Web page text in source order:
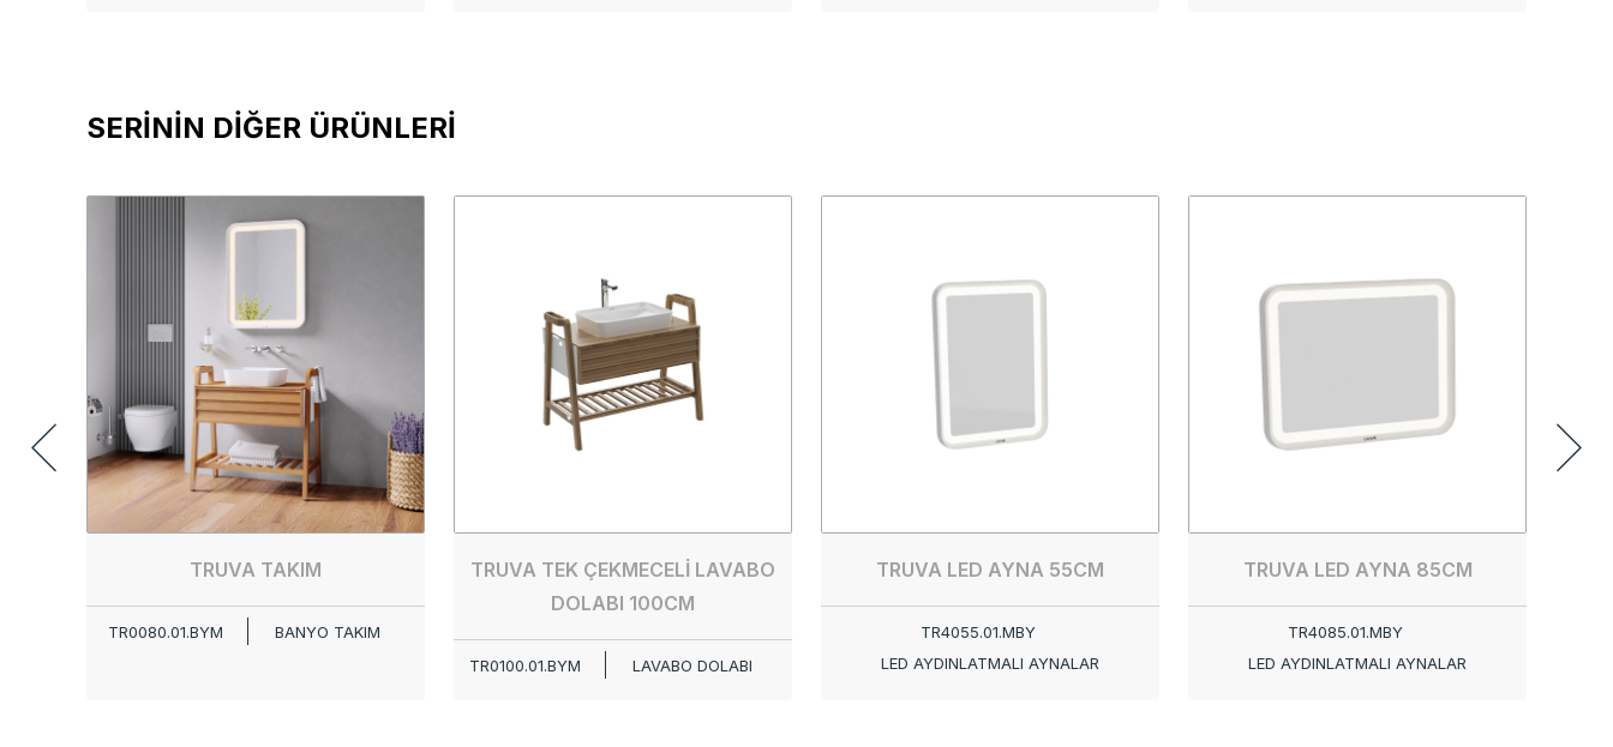
SERİNİN DİĞER ÜRÜNLERİ
TRUVA TAKIM
TR0080.01.BYM BANYO TAKIM
TRUVA TEK ÇEKMECELİ LAVABO
DOLABI 100CM
TR0100.01.BYM LAVABO DOLABI
TRUVA LED AYNA 55CM
TR4055.01.MBY
LED AYDINLATMALI AYNALAR
TRUVA LED AYNA 85CM
TR4085.01.MBY
LED AYDINLATMALI AYNALAR